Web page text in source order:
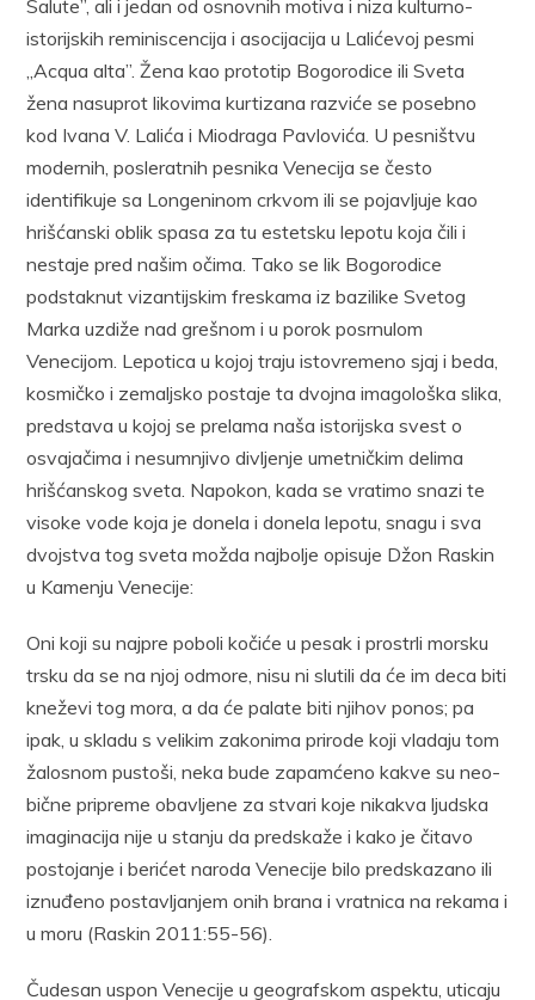
Salute”, ali i jedan od os­novnih motiva i niza kulturno-
istorijskih reminiscencija i asocija­cija u Lalićevoj pesmi
„Acqua alta”. Žena kao prototip Bogorodice ili Sveta
žena nasuprot likovima kurtizana razviće se posebno
kod Ivana V. Lalića i Miodraga Pavlovića. U pesništvu
modernih, posleratnih pesnika Venecija se često
identifikuje sa Longeninom crkvom ili se pojavljuje kao
hrišćanski oblik spasa za tu estetsku lepotu koja čili i
nestaje pred našim očima. Tako se lik Bogorodice
podstaknut vizan­tijskim freskama iz bazilike Svetog
Marka uzdiže nad grešnom i u po­rok posrnulom
Venecijom. Lepotica u kojoj traju istovremeno sjaj i beda,
kosmičko i zemaljsko postaje ta dvojna imagološka slika,
predstava u kojoj se prelama naša istorijska svest o
osvajačima i nesumnjivo di­vljenje umetničkim delima
hrišćanskog sveta. Napokon, kada se vratimo snazi te
visoke vode koja je donela i donela lepotu, snagu i sva
dvojstva tog sveta možda najbolje opisuje Džon Raskin
u Kamenju Venecije:
Oni koji su najpre poboli kočiće u pesak i prostrli morsku
trsku da se na njoj odmore, nisu ni slutili da će im deca biti
kneževi tog mora, a da će palate biti njihov ponos; pa
ipak, u skladu s velikim zakonima priro­de koji vladaju tom
žalosnom pustoši, neka bude zapamćeno kakve su neo­
bične pripreme obavljene za stvari koje nikakva ljudska
imaginacija nije u stanju da predskaže i kako je čitavo
postojanje i berićet naroda Venecije bilo predskazano ili
iznuđeno postavljanjem onih brana i vratnica na re­kama i
u moru (Raskin 2011:55-56).
Čudesan uspon Venecije u geografskom aspektu, uticaju